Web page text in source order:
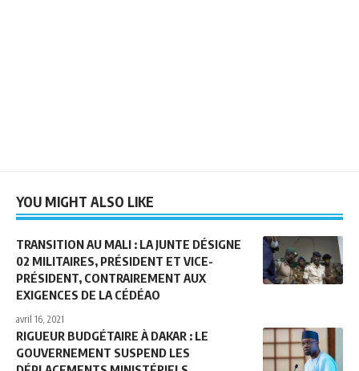
YOU MIGHT ALSO LIKE
TRANSITION AU MALI : LA JUNTE DÉSIGNE
02 MILITAIRES, PRÉSIDENT ET VICE-
PRÉSIDENT, CONTRAIREMENT AUX
EXIGENCES DE LA CÉDÉAO
avril 16, 2021
RIGUEUR BUDGÉTAIRE À DAKAR : LE
GOUVERNEMENT SUSPEND LES